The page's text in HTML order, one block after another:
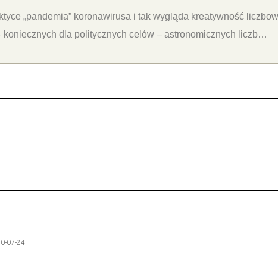
„pandemia” koronawirusa i tak wygląda kreatywność
koniecznych dla politycznych celów – astronomicznych liczb…
07-24